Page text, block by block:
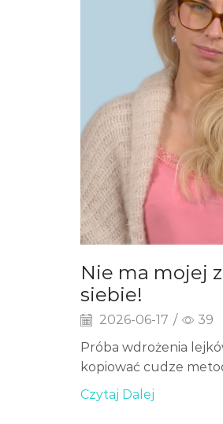
Nie ma mojej
siebie!
2026-06-17 /
39
Próba wdrożenia
kopiować cudze
Czytaj Dalej